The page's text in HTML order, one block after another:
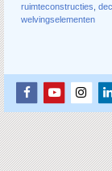
ruimteconstructies
welvingselementen